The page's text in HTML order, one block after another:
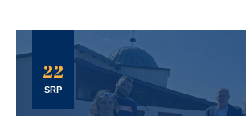
22
SRP